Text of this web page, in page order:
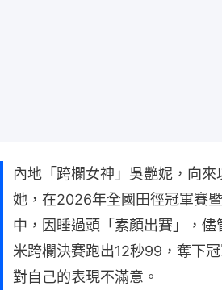
內地「跨欄女神」吳艷妮，向來
她，在2026年全國田徑冠軍賽
中，因睡過頭「素顏出賽」，
米跨欄決賽跑出12秒99，奪下
對自己的表現不滿意。